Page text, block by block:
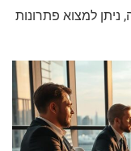
למצוא פתרונות